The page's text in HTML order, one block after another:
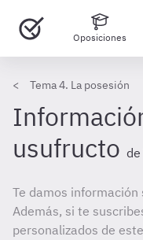
Oposiciones
Tema 4. La posesión
usufructo
Te damos información
Además, si te
personalizados de